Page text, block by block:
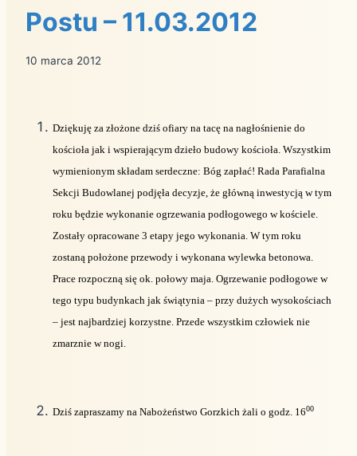
Postu – 11.03.2012
10 marca 2012
Dziękuję za złożone dziś ofiary na tacę na nagłośnienie do
kościoła jak i wspierającym dzieło budowy kościoła. Wszystkim
wymienionym składam serdeczne: Bóg zapłać! Rada Parafialna
Sekcji Budowlanej podjęła decyzje, że główną inwestycją w tym
roku będzie wykonanie ogrzewania podłogowego w kościele.
Zostały opracowane 3 etapy jego wykonania. W tym roku
zostaną położone przewody i wykonana wylewka betonowa.
Prace rozpoczną się ok. połowy maja. Ogrzewanie podłogowe w
tego typu budynkach jak świątynia – przy dużych wysokościach
– jest najbardziej korzystne. Przede wszystkim człowiek nie
zmarznie w nogi.
Dziś zapraszamy na Nabożeństwo Gorzkich żali o godz. 1600